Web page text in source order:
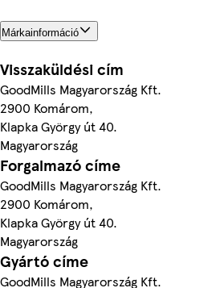
Márkainformáció
Visszaküldési cím
GoodMills Magyarország Kft.
2900 Komárom,
Klapka György út 40.
Magyarország
Forgalmazó címe
GoodMills Magyarország Kft.
2900 Komárom,
Klapka György út 40.
Magyarország
Gyártó címe
GoodMills Magyarország Kft.